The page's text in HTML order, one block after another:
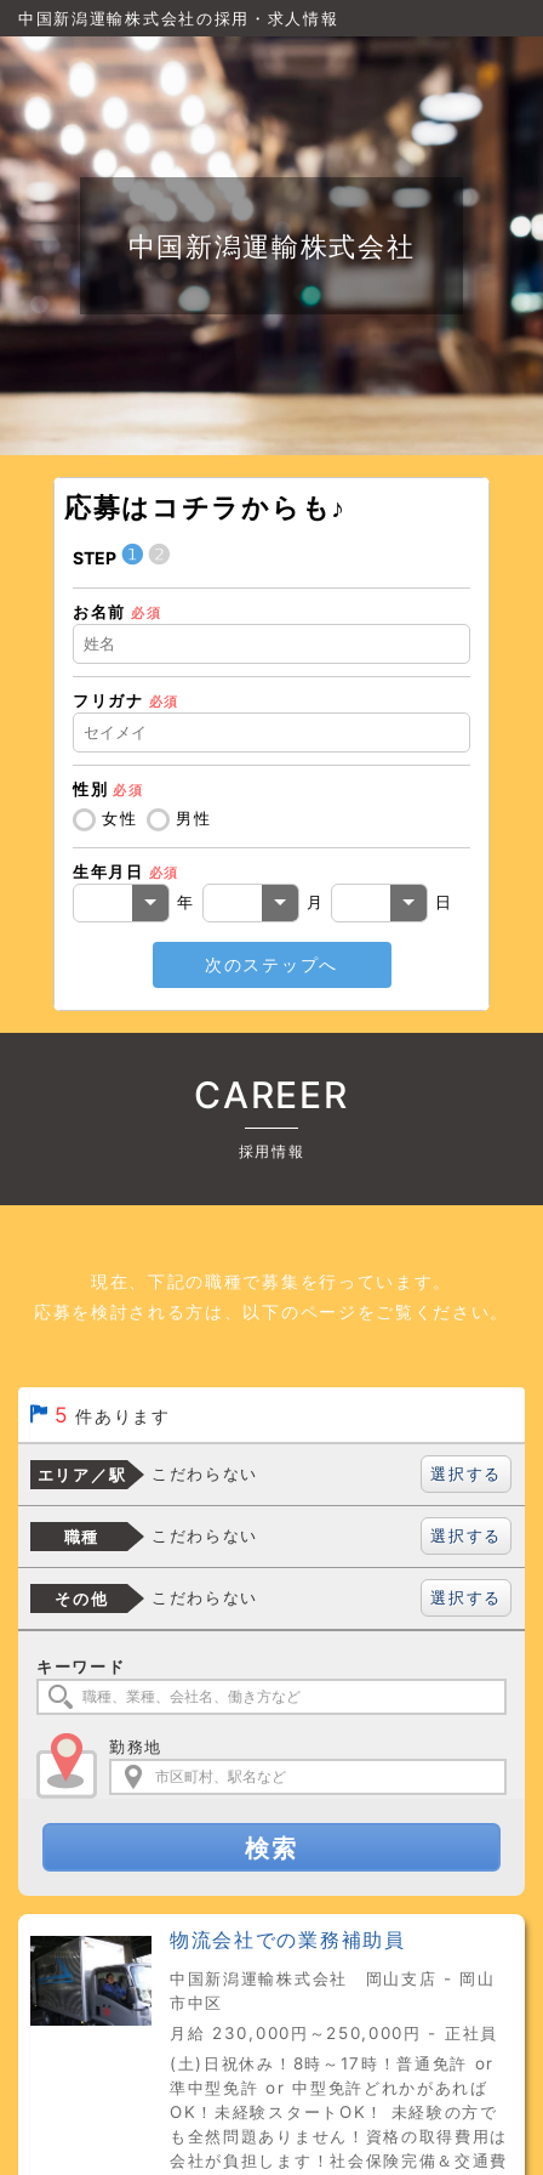
中国新潟運輸株式会社の採用・求人情報
中国新潟運輸株式会社
応募はコチラからも♪
STEP ❶❷
お名前 必須
フリガナ 必須
性別 必須
女性 男性
生年月日 必須
年 月 日
次のステップへ
CAREER
採用情報
現在、下記の職種で募集を行っています。
応募を検討される方は、以下のページをご覧ください。
5 件あります
エリア／駅 こだわらない 選択する
職種 こだわらない 選択する
その他 こだわらない 選択する
キーワード
勤務地
検索
物流会社での業務補助員
中国新潟運輸株式会社 岡山支店 - 岡山
市中区
月給 230,000円～250,000円 - 正社員
(土)日祝休み！8時～17時！普通免許 or
準中型免許 or 中型免許どれかがあれば
OK！未経験スタートOK！ 未経験の方で
も全然問題ありません！資格の取得費用は
会社が負担します！社会保険完備＆交通費